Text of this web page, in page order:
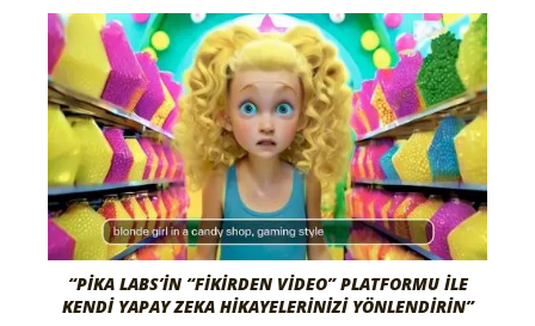
“PIKA LABS’IN “FIKIRDEN VIDEO” PLATFORMU ILE
KENDI YAPAY ZEKA HIKAYELERINIZI YÖNLENDIRIN”